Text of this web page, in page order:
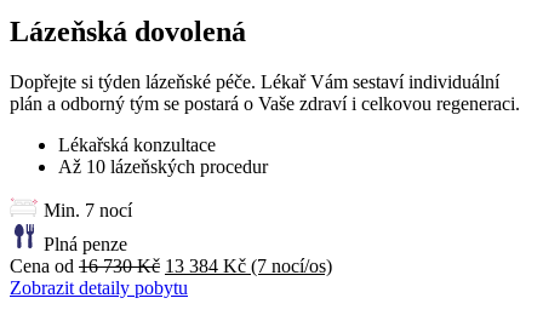
Lázeňská dovolená
Dopřejte si týden lázeňské péče. Lékař Vám sestaví individuální
plán a odborný tým se postará o Vaše zdraví i celkovou regeneraci.
Lékařská konzultace
Až 10 lázeňských procedur
Min. 7 nocí
Plná penze
Cena od 16 730 Kč 13 384 Kč (7 nocí/os)
Zobrazit detaily pobytu